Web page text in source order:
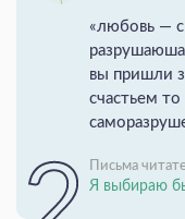
«любовь —
вы пришли
счастьем
Письма
Я выбираю